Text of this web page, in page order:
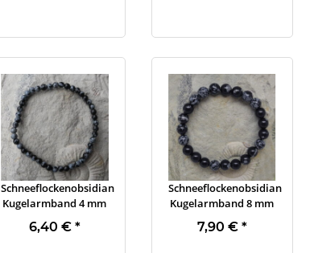
Schneeflockenobsidian
Kugelarmband 4 mm
6,40 € *
Schneeflockenobsidian
Kugelarmband 8 mm
7,90 € *